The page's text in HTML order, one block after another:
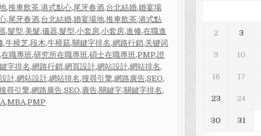
,推車飲茶,港式點心,尾牙春酒,台北結婚,婚宴場
,尾牙春酒,台北結婚,婚宴場地,推車飲茶,港式點
,髮型,美髮,儀器,髮型,小套房,小套房,進修,在職進
,牛樟芝,段木,牛樟菇,關鍵字排名,網路行銷,关键词
,在職專班,研究所在職專班,碩士在職專班,PMP,證
字排名,網路行銷,網頁設計,網站設計,網站排名,
計,網站設計,網站排名,搜尋引擎,網路廣告,SEO,
尋引擎,網路廣告,SEO,廣告,關鍵字,關鍵字排名,
,MBA,PMP
2 3
9 10
16 17
23 24
30 31